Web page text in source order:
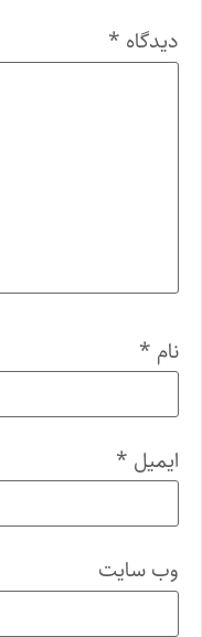
*
*
*
سایت